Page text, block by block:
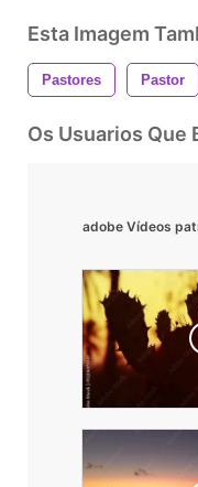
Esta Imagem
Pastores Pastor
Os Usuarios Que
adobe Vídeos